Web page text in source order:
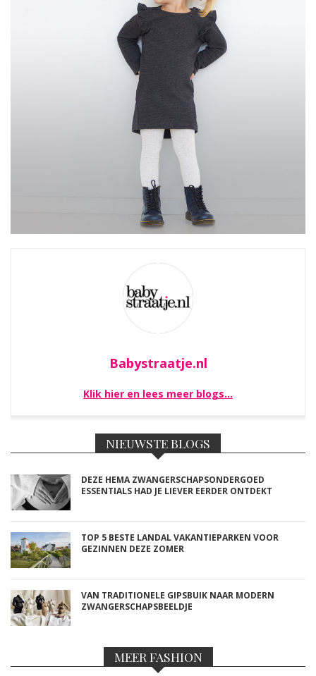
Babystraatje.nl
Klik hier en lees meer blogs…
NIEUWSTE BLOGS
DEZE HEMA ZWANGERSCHAPSONDERGOED
ESSENTIALS HAD JE LIEVER EERDER ONTDEKT
TOP 5 BESTE LANDAL VAKANTIEPARKEN VOOR
GEZINNEN DEZE ZOMER
VAN TRADITIONELE GIPSBUIK NAAR MODERN
ZWANGERSCHAPSBEELDJE
MEER FASHION